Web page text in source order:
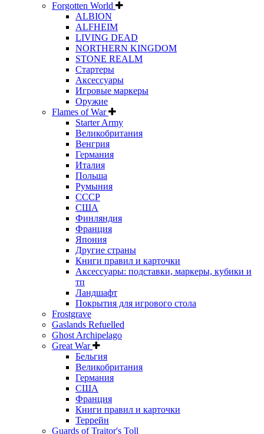
Forgotten World
ALBION
ALFHEIM
LIVING DEAD
NORTHERN KINGDOM
STONE REALM
Стартеры
Аксессуары
Игровые маркеры
Оружие
Flames of War
Starter Army
Великобритания
Венгрия
Германия
Италия
Польша
Румыния
СССР
США
Финляндия
Франция
Япония
Другие страны
Книги правил и карточки
Аксессуары: подставки, маркеры, кубики и
тп
Ландшафт
Покрытия для игрового стола
Frostgrave
Gaslands Refuelled
Ghost Archipelago
Great War
Бельгия
Великобритания
Германия
США
Франция
Книги правил и карточки
Террейн
Guards of Traitor's Toll